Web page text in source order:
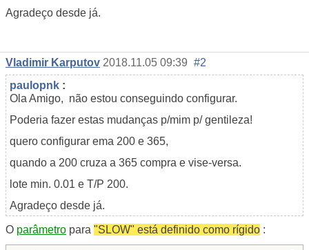
Agradeço desde já.
Vladimir Karputov 2018.11.05 09:39 #2
paulopnk :
Ola Amigo, não estou conseguindo configurar.
Poderia fazer estas mudanças p/mim p/ gentileza!
quero configurar ema 200 e 365,
quando a 200 cruza a 365 compra e vise-versa.
lote min. 0.01 e T/P 200.
Agradeço desde já.
O parâmetro para "SLOW" está definido como rígido :